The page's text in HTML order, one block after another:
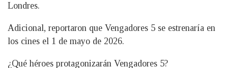
Londres.
Adicional, reportaron que Vengadores 5 se estrenaría en
los cines el 1 de mayo de 2026.
¿Qué héroes protagonizarán Vengadores 5?